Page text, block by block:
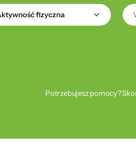
Potrzebujesz pomocy?